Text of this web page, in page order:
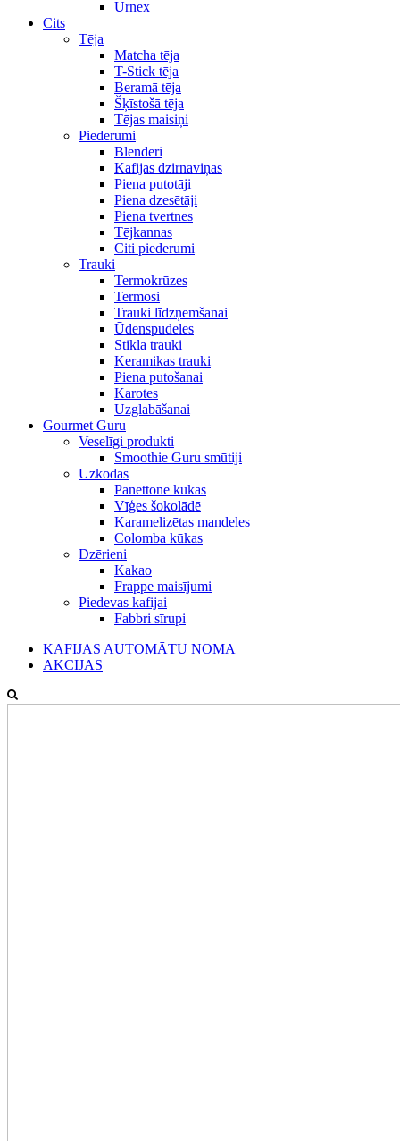
Urnex
Cits
Tēja
Matcha tēja
T-Stick tēja
Beramā tēja
Šķīstošā tēja
Tējas maisiņi
Piederumi
Blenderi
Kafijas dzirnaviņas
Piena putotāji
Piena dzesētāji
Piena tvertnes
Tējkannas
Citi piederumi
Trauki
Termokrūzes
Termosi
Trauki līdzņemšanai
Ūdenspudeles
Stikla trauki
Keramikas trauki
Piena putošanai
Karotes
Uzglabāšanai
Gourmet Guru
Veselīgi produkti
Smoothie Guru smūtiji
Uzkodas
Panettone kūkas
Vīģes šokolādē
Karamelizētas mandeles
Colomba kūkas
Dzērieni
Kakao
Frappe maisījumi
Piedevas kafijai
Fabbri sīrupi
KAFIJAS AUTOMĀTU NOMA
AKCIJAS